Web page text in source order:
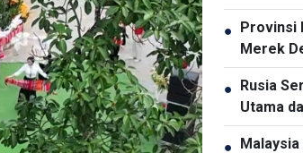
● Provinsi
Merek
● Rusia
Utama
● Malaysia